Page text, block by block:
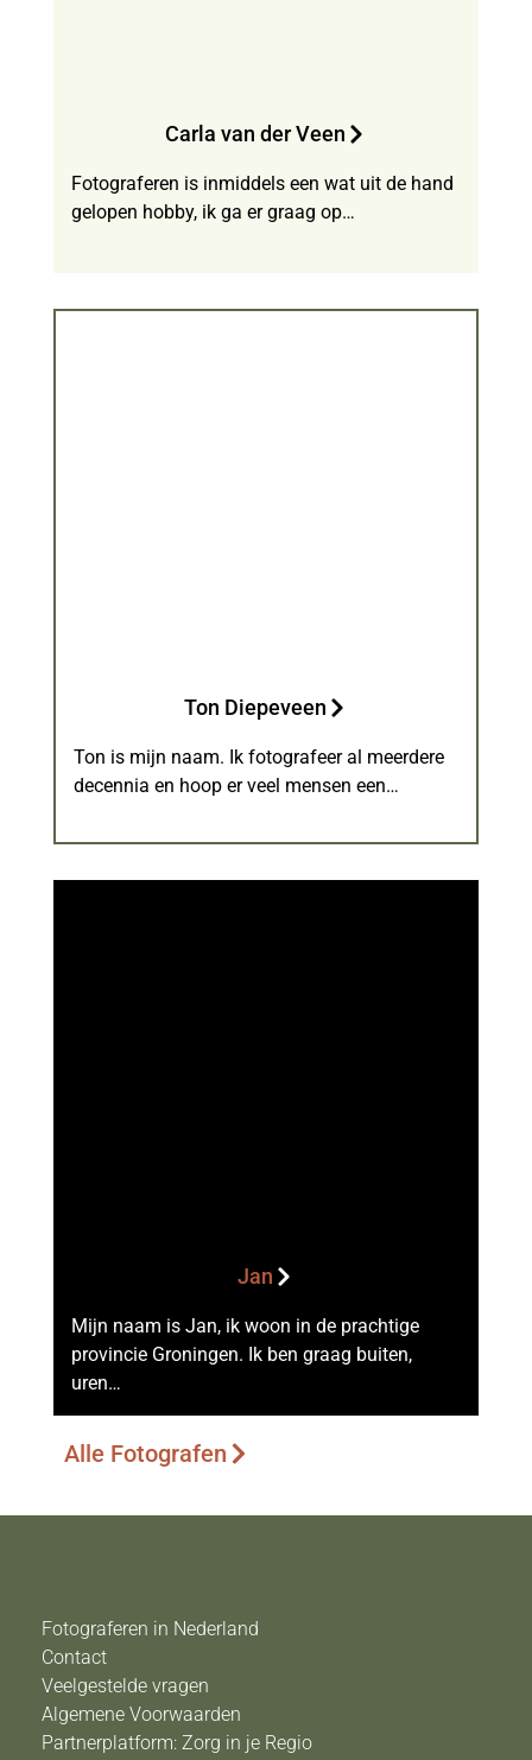
Carla van der Veen
Fotograferen is inmiddels een wat uit de hand
gelopen hobby, ik ga er graag op…
Ton Diepeveen
Ton is mijn naam. Ik fotografeer al meerdere
decennia en hoop er veel mensen een…
Jan
Mijn naam is Jan, ik woon in de prachtige
provincie Groningen. Ik ben graag buiten,
uren…
Alle Fotografen
Fotograferen in Nederland
Contact
Veelgestelde vragen
Algemene Voorwaarden
Partnerplatform: Zorg in je Regio